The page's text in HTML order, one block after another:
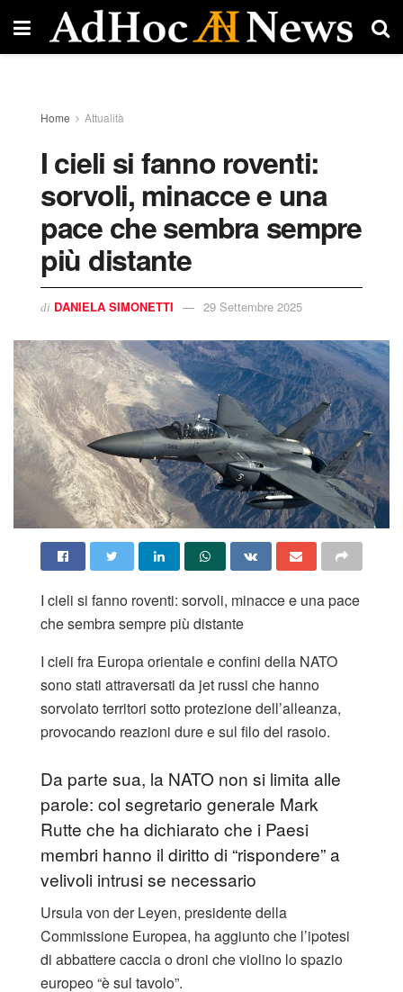
Home Attualità
I cieli si fanno roventi:
sorvoli, minacce e una
pace che sembra sempre
più distante
di DANIELA SIMONETTI 29 Settembre 2025
I cieli si fanno roventi: sorvoli, minacce e una pace
che sembra sempre più distante
I cieli fra Europa orientale e confini della NATO
sono stati attraversati da jet russi che hanno
sorvolato territori sotto protezione dell’alleanza,
provocando reazioni dure e sul filo del rasoio.
Da parte sua, la NATO non si limita alle
parole: col segretario generale Mark
Rutte che ha dichiarato che i Paesi
membri hanno il diritto di “rispondere” a
velivoli intrusi se necessario
Ursula von der Leyen, presidente della
Commissione Europea, ha aggiunto che l’ipotesi
di abbattere caccia o droni che violino lo spazio
europeo “è sul tavolo”.